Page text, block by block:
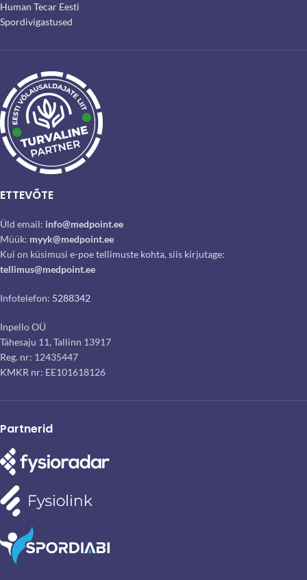
Human Tecar Eesti
Spordivigastused
ETTEVÕTE
Üld email: info@medpoint.ee
Müük: myyk@medpoint.ee
Kui on küsimusi e-poe tellimuste kohta, siis kirjutage:
tellimus@medpoint.ee
Infotelefon: 5288342
Inpello OÜ
Tähesaju 11, Tallinn 13917
Reg. nr: 12435447
KMKR nr: EE101618126
Partnerid